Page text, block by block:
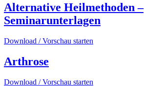
Alternative Heilmethoden –
Seminarunterlagen
Download / Vorschau starten
Arthrose
Download / Vorschau starten